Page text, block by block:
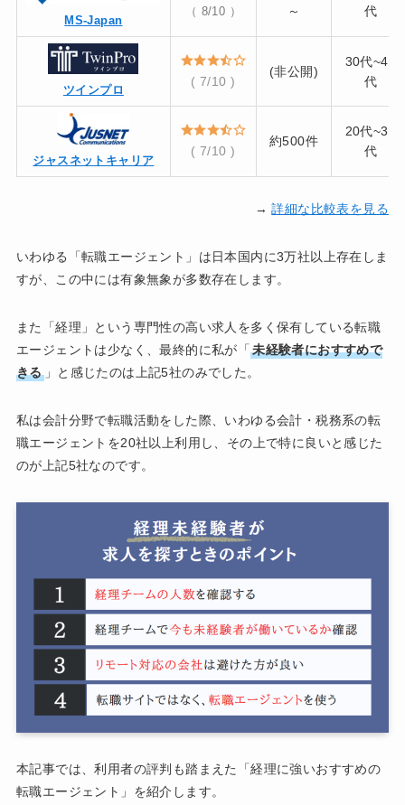
MS-Japan
（ 8/10 ）
～
代
ツインプロ
( 7/10 )
(非公開)
30代~40
代
ジャスネットキャリア
( 7/10 )
約500件
20代~30
代
→詳細な比較表を見る
いわゆる「転職エージェント」は日本国内に3万社以上存在しま
すが、この中には有象無象が多数存在します。
また「経理」という専門性の高い求人を多く保有している転職
エージェントは少なく、最終的に私が「未経験者におすすめで
きる」と感じたのは上記5社のみでした。
私は会計分野で転職活動をした際、いわゆる会計・税務系の転
職エージェントを20社以上利用し、その上で特に良いと感じた
のが上記5社なのです。
本記事では、利用者の評判も踏まえた「経理に強いおすすめの
転職エージェント」を紹介します。